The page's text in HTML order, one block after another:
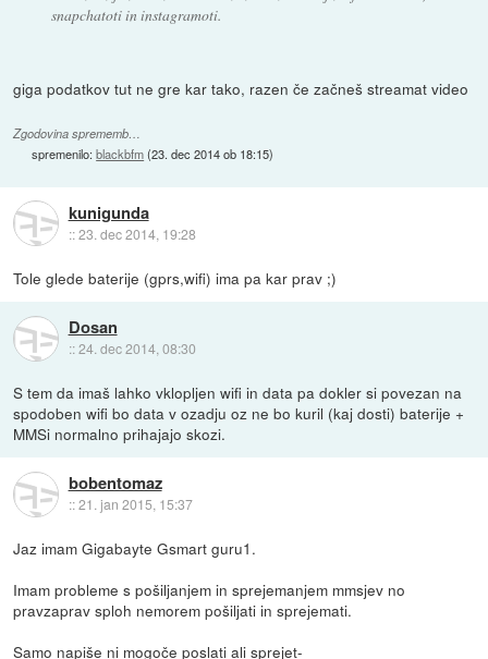
snapchatoti in instagramoti.
giga podatkov tut ne gre kar tako, razen če začneš streamat video
Zgodovina sprememb…
spremenilo:blackbfm(23. dec 2014 ob 18:15)
kunigunda
::23. dec 2014, 19:28
Tole glede baterije (gprs,wifi) ima pa kar prav ;)
Dosan
::24. dec 2014, 08:30
S tem da imaš lahko vklopljen wifi in data pa dokler si povezan na
spodoben wifi bo data v ozadju oz ne bo kuril (kaj dosti) baterije +
MMSi normalno prihajajo skozi.
bobentomaz
::21. jan 2015, 15:37
Jaz imam Gigabayte Gsmart guru1.
Imam probleme s pošiljanjem in sprejemanjem mmsjev no
pravzaprav sploh nemorem pošiljati in sprejemati.
Samo napiše ni mogoče poslati ali sprejet-